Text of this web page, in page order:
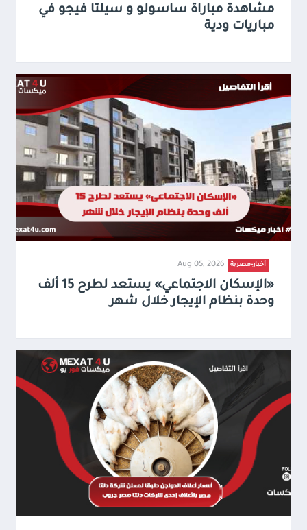
مشاهدة مباراة ساسولو و سيلتا فيجو في
مباريات ودية
أخبار-مصرية Aug 05, 2026
«الإسكان الاجتماعي» يستعد لطرح 15 ألف
وحدة بنظام الإيجار خلال شهر